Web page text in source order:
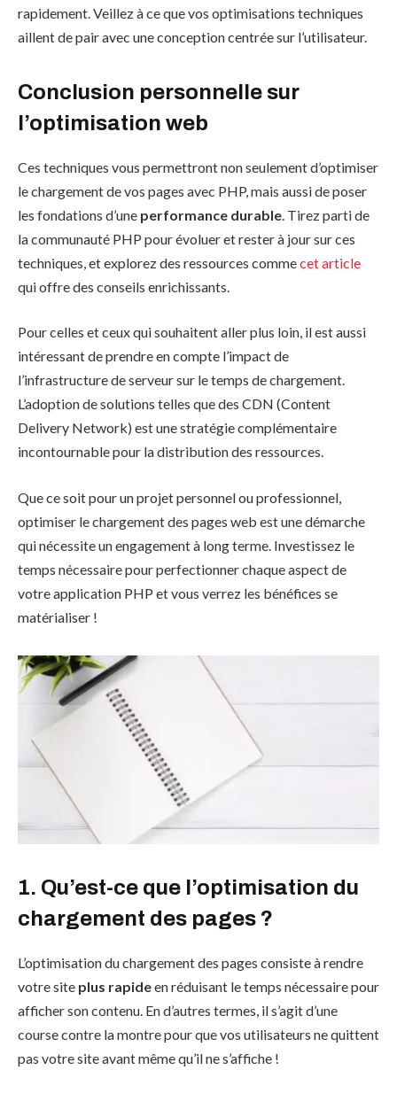
rapidement. Veillez à ce que vos optimisations techniques
aillent de pair avec une conception centrée sur l’utilisateur.
Conclusion personnelle sur
l’optimisation web
Ces techniques vous permettront non seulement d’optimiser
le chargement de vos pages avec PHP, mais aussi de poser
les fondations d’une performance durable. Tirez parti de
la communauté PHP pour évoluer et rester à jour sur ces
techniques, et explorez des ressources commecet article
qui offre des conseils enrichissants.
Pour celles et ceux qui souhaitent aller plus loin, il est aussi
intéressant de prendre en compte l’impact de
l’infrastructure de serveur sur le temps de chargement.
L’adoption de solutions telles que des CDN (Content
Delivery Network) est une stratégie complémentaire
incontournable pour la distribution des ressources.
Que ce soit pour un projet personnel ou professionnel,
optimiser le chargement des pages web est une démarche
qui nécessite un engagement à long terme. Investissez le
temps nécessaire pour perfectionner chaque aspect de
votre application PHP et vous verrez les bénéfices se
matérialiser !
1. Qu’est-ce que l’optimisation du
chargement des pages ?
L’optimisation du chargement des pages consiste à rendre
votre site plus rapideen réduisant le temps nécessaire pour
afficher son contenu. En d’autres termes, il s’agit d’une
course contre la montre pour que vos utilisateurs ne quittent
pas votre site avant même qu’il ne s’affiche !